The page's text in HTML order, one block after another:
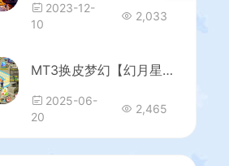
2023-12-
10
2,033
MT3换皮梦幻【幻月星辰尊享挂机版】最新整理单机一键即玩镜像端+Linux手工服务端+安卓苹果双端+GM后台+详细搭建教程+全套源码
2025-06-
20
2,465